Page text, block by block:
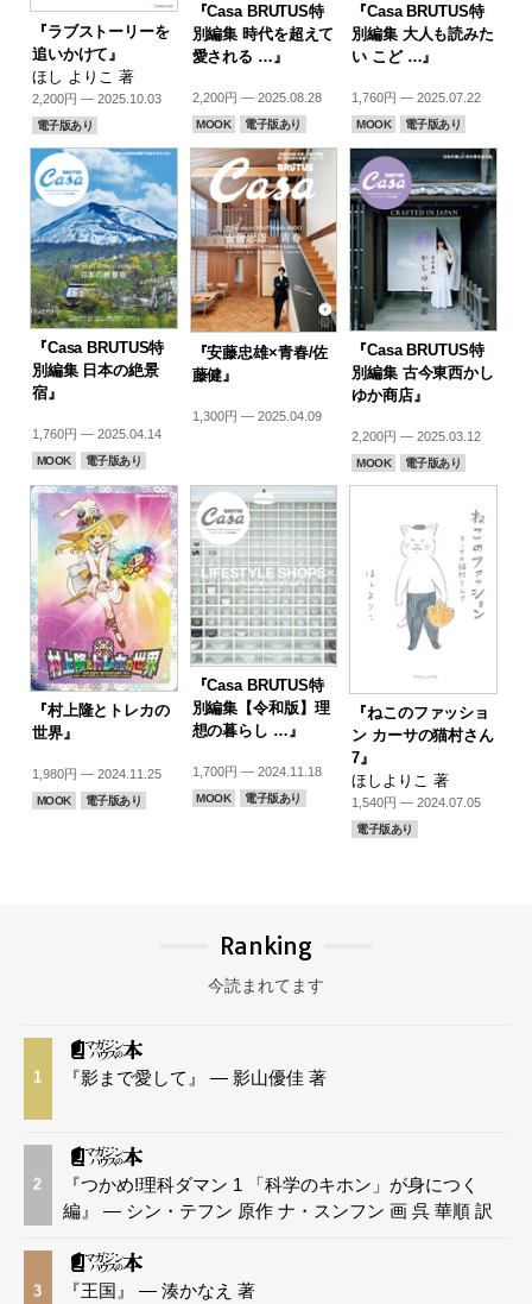
『ラブストーリーを
追いかけて』
ほし よりこ 著
2,200円 — 2025.10.03
電子版あり
『Casa BRUTUS特
別編集 時代を超えて
愛される …』
2,200円 — 2025.08.28
MOOK 電子版あり
『Casa BRUTUS特
別編集 大人も読みた
い こど …』
1,760円 — 2025.07.22
MOOK 電子版あり
『Casa BRUTUS特
別編集 日本の絶景
宿』
1,760円 — 2025.04.14
MOOK 電子版あり
『安藤忠雄×青春/佐
藤健』
1,300円 — 2025.04.09
『Casa BRUTUS特
別編集 古今東西かし
ゆか商店』
2,200円 — 2025.03.12
MOOK 電子版あり
『村上隆とトレカの
世界』
1,980円 — 2024.11.25
MOOK 電子版あり
『Casa BRUTUS特
別編集【令和版】理
想の暮らし …』
1,700円 — 2024.11.18
MOOK 電子版あり
『ねこのファッショ
ン カーサの猫村さん
7』
ほしよりこ 著
1,540円 — 2024.07.05
電子版あり
Ranking
今読まれてます
1 『影まで愛して』 — 影山優佳 著
2
『つかめ!理科ダマン 1 「科学のキホン」が身につく
編』 — シン・テフン 原作 ナ・スンフン 画 呉 華順 訳
3 『王国』 — 湊かなえ 著